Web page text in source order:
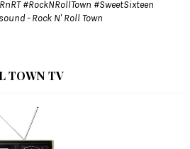
#RockNRollTown #SweetSixteen
- Rock N' Roll Town
TOWN TV